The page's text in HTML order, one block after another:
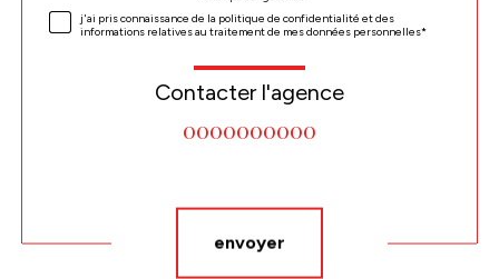
j'ai pris connaissance de la politique de confidentialité et des
informations relatives au traitement de mes données personnelles*
Contacter l'agence
0000000000
envoyer